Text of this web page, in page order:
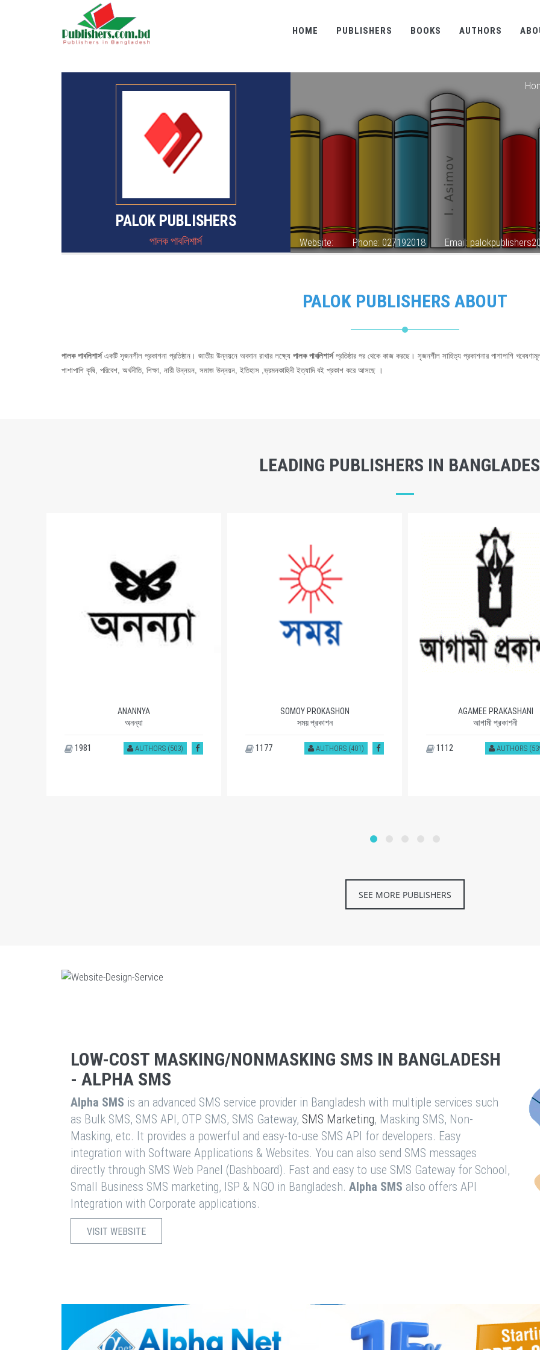
HOME PUBLISHERS BOOKS AUTHORS
PALOK PUBLISHERS
পালক পাবলিশার্স Website: Phone: 027192018 Email:
PALOK PUBLISHERS ABOUT
পালক পাবলিশার্সএকটি সৃজনশীল প্রকাশনা প্রতিষ্ঠান। জাতীয় উন্নয়নে অবদান রাখার লক্ষ্যে পালক পাবলিশার্সপ্রতিষ্ঠার পর থেকে কাজ করছে। সৃজনশীল সাহিত্য প্রকাশনার পাশাপাশি
পাশাপাশি কৃষি, পরিবেশ, অর্থনীতি, শিক্ষা, নারী উন্নয়ন, সমাজ উন্নয়ন, ইতিহাস ,ভ্রমনকাহিনী ইত্যাদি বই প্রকাশ করে আসছে ।
LEADING PUBLISHERS IN
ANANNYA
অনন্যা
AUTHORS (503)
1981
SOMOY PROKASHON
সময় প্রকাশন
AUTHORS (401)
1177
AGAMEE PRAKASHANI
আগামী প্রকাশনী
AUTHORS
1112
SEE MORE PUBLISHERS
LOW-COST MASKING/NONMASKING SMS IN BANGLADESH
- ALPHA SMS
Alpha SMS is an advanced SMS service provider in Bangladesh with multiple services such
as Bulk SMS, SMS API, OTP SMS, SMS Gateway, SMS Marketing, Masking SMS, Non-
Masking, etc. It provides a powerful and easy-to-use SMS API for developers. Easy
integration with Software Applications & Websites. You can also send SMS messages
directly through SMS Web Panel (Dashboard). Fast and easy to use SMS Gateway for School,
Small Business SMS marketing, ISP & NGO in Bangladesh. Alpha SMS also offers API
Integration with Corporate applications.
VISIT WEBSITE